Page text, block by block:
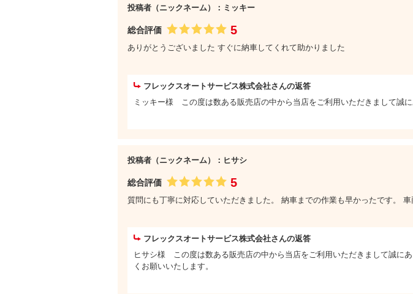
投稿者（ニックネーム）：ミッキー
総合評価 5
ありがとうございました すぐに納車してくれて助かりました
フレックスオートサービス株式会社さんの返答
ミッキー様 この度は数ある販売店の中から当店をご利用いただきまして誠
投稿者（ニックネーム）：ヒサシ
総合評価 5
質問にも丁寧に対応していただきました。 納車までの作業も早かったです。 車
フレックスオートサービス株式会社さんの返答
ヒサシ様 この度は数ある販売店の中から当店をご利用いただきまして誠に
くお願いいたします。